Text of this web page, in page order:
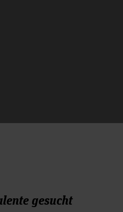
gesucht